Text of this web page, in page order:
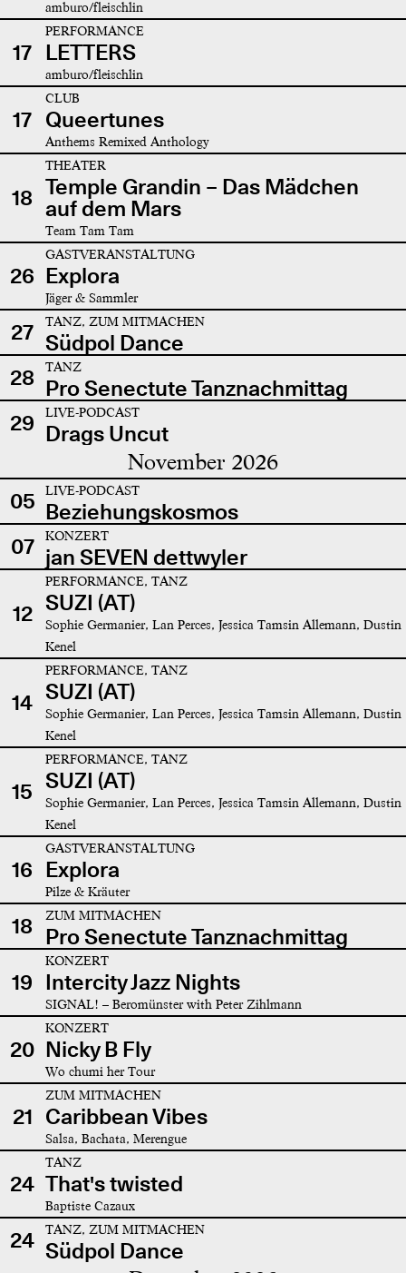
amburo/fleischlin
17
PERFORMANCE
LETTERS
amburo/fleischlin
17
CLUB
Queertunes
Anthems Remixed Anthology
18
THEATER
Temple Grandin – Das Mädchen
auf dem Mars
Team Tam Tam
26
GASTVERANSTALTUNG
Explora
Jäger & Sammler
27 TANZ, ZUM MITMACHEN
Südpol Dance
28
TANZ
Pro Senectute Tanznachmittag
29
LIVE-PODCAST
Drags Uncut
November 2026
05 LIVE-PODCAST
Beziehungskosmos
07
KONZERT
jan SEVEN dettwyler
12
PERFORMANCE, TANZ
SUZI (AT)
Sophie Germanier, Lan Perces, Jessica Tamsin Allemann, Dustin
Kenel
14
PERFORMANCE, TANZ
SUZI (AT)
Sophie Germanier, Lan Perces, Jessica Tamsin Allemann, Dustin
Kenel
15
PERFORMANCE, TANZ
SUZI (AT)
Sophie Germanier, Lan Perces, Jessica Tamsin Allemann, Dustin
Kenel
16
GASTVERANSTALTUNG
Explora
Pilze & Kräuter
18 ZUM MITMACHEN
Pro Senectute Tanznachmittag
19
KONZERT
Intercity Jazz Nights
SIGNAL! – Beromünster with Peter Zihlmann
20
KONZERT
Nicky B Fly
Wo chumi her Tour
21
ZUM MITMACHEN
Caribbean Vibes
Salsa, Bachata, Merengue
24
TANZ
That's twisted
Baptiste Cazaux
24 TANZ, ZUM MITMACHEN
Südpol Dance